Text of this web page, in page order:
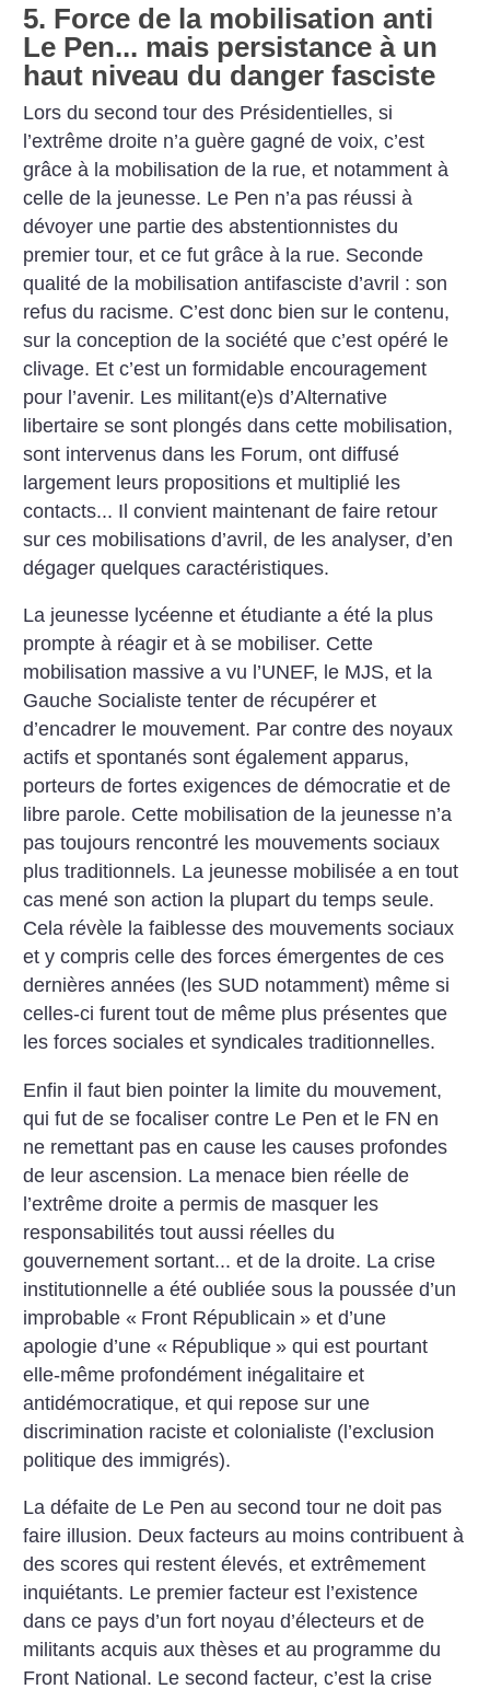
5. Force de la mobilisation anti
Le Pen... mais persistance à un
haut niveau du danger fasciste
Lors du second tour des Présidentielles, si
l’extrême droite n’a guère gagné de voix, c’est
grâce à la mobilisation de la rue, et notamment à
celle de la jeunesse. Le Pen n’a pas réussi à
dévoyer une partie des abstentionnistes du
premier tour, et ce fut grâce à la rue. Seconde
qualité de la mobilisation antifasciste d’avril : son
refus du racisme. C’est donc bien sur le contenu,
sur la conception de la société que c’est opéré le
clivage. Et c’est un formidable encouragement
pour l’avenir. Les militant(e)s d’Alternative
libertaire se sont plongés dans cette mobilisation,
sont intervenus dans les Forum, ont diffusé
largement leurs propositions et multiplié les
contacts... Il convient maintenant de faire retour
sur ces mobilisations d’avril, de les analyser, d’en
dégager quelques caractéristiques.
La jeunesse lycéenne et étudiante a été la plus
prompte à réagir et à se mobiliser. Cette
mobilisation massive a vu l’UNEF, le MJS, et la
Gauche Socialiste tenter de récupérer et
d’encadrer le mouvement. Par contre des noyaux
actifs et spontanés sont également apparus,
porteurs de fortes exigences de démocratie et de
libre parole. Cette mobilisation de la jeunesse n’a
pas toujours rencontré les mouvements sociaux
plus traditionnels. La jeunesse mobilisée a en tout
cas mené son action la plupart du temps seule.
Cela révèle la faiblesse des mouvements sociaux
et y compris celle des forces émergentes de ces
dernières années (les SUD notamment) même si
celles-ci furent tout de même plus présentes que
les forces sociales et syndicales traditionnelles.
Enfin il faut bien pointer la limite du mouvement,
qui fut de se focaliser contre Le Pen et le FN en
ne remettant pas en cause les causes profondes
de leur ascension. La menace bien réelle de
l’extrême droite a permis de masquer les
responsabilités tout aussi réelles du
gouvernement sortant... et de la droite. La crise
institutionnelle a été oubliée sous la poussée d’un
improbable « Front Républicain » et d’une
apologie d’une « République » qui est pourtant
elle-même profondément inégalitaire et
antidémocratique, et qui repose sur une
discrimination raciste et colonialiste (l’exclusion
politique des immigrés).
La défaite de Le Pen au second tour ne doit pas
faire illusion. Deux facteurs au moins contribuent à
des scores qui restent élevés, et extrêmement
inquiétants. Le premier facteur est l’existence
dans ce pays d’un fort noyau d’électeurs et de
militants acquis aux thèses et au programme du
Front National. Le second facteur, c’est la crise